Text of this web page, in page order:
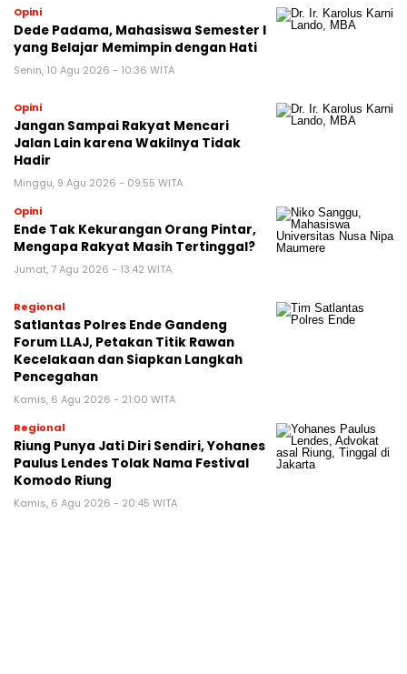
Opini
Dede Padama, Mahasiswa Semester I
yang Belajar Memimpin dengan Hati
Senin, 10 Agu 2026 - 10:36 WITA
Opini
Jangan Sampai Rakyat Mencari
Jalan Lain karena Wakilnya Tidak
Hadir
Minggu, 9 Agu 2026 - 09:55 WITA
Opini
Ende Tak Kekurangan Orang Pintar,
Mengapa Rakyat Masih Tertinggal?
Jumat, 7 Agu 2026 - 13:42 WITA
Regional
Satlantas Polres Ende Gandeng
Forum LLAJ, Petakan Titik Rawan
Kecelakaan dan Siapkan Langkah
Pencegahan
Kamis, 6 Agu 2026 - 21:00 WITA
Regional
Riung Punya Jati Diri Sendiri, Yohanes
Paulus Lendes Tolak Nama Festival
Komodo Riung
Kamis, 6 Agu 2026 - 20:45 WITA